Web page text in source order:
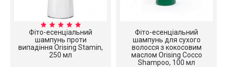
Фіто-есенціальний
шампунь проти
випадіння Orising Stamin,
250 мл
Фіто-есенціальний
шампунь для сухого
волосся з кокосовим
маслом Orising Cocco
Shampoo, 100 мл